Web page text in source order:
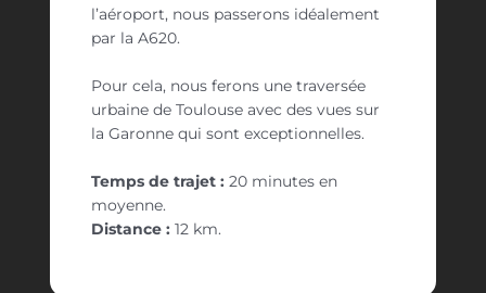
l’aéroport, nous passerons idéalement
par la A620.
Pour cela, nous ferons une traversée
urbaine de Toulouse avec des vues sur
la Garonne qui sont exceptionnelles.
Temps de trajet : 20 minutes en
moyenne.
Distance : 12 km.